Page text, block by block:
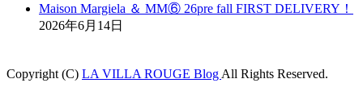
Maison Margiela ＆ MM⑥ 26pre fall FIRST DELIVERY！
2026年6月14日
Copyright (C) LA VILLA ROUGE Blog All Rights Reserved.